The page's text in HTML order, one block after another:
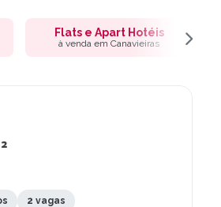
Flats e Apart Hotéis
à venda em Canavieiras
2 vagas